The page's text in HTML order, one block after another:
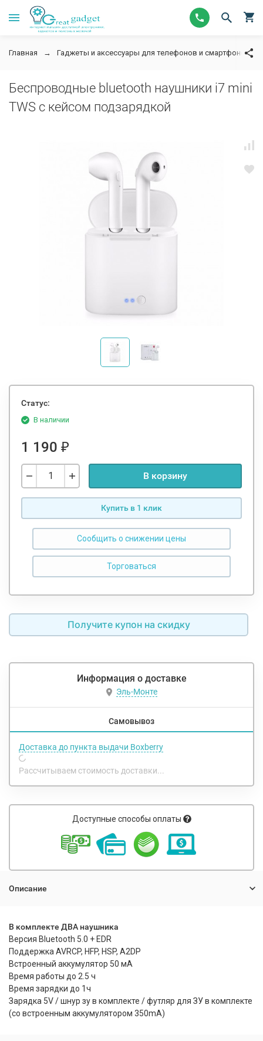
Главная Гаджеты и аксессуары для телефонов и смартфонов
Беспроводные bluetooth наушники i7 mini
TWS c кейсом подзарядкой
Статус:
В наличии
1 190 ₽
В корзину
Купить в 1 клик
Сообщить о снижении цены
Получите купон на скидку
Информация о доставке
Эль-Монте
Самовывоз
Доставка до пункта выдачи Boxberry
Рассчитываем стоимость доставки...
Доступные способы оплаты
Описание
В комплекте ДВА наушника
Версия Bluetooth 5.0 + EDR
Поддержка AVRCP, HFP, HSP, A2DP
Встроенный аккумулятор 50 мА
Время работы до 2.5 ч
Время зарядки до 1ч
Зарядка 5V / шнур зу в комплекте / футляр для ЗУ в комплекте
(со встроенным аккумулятором 350mA)